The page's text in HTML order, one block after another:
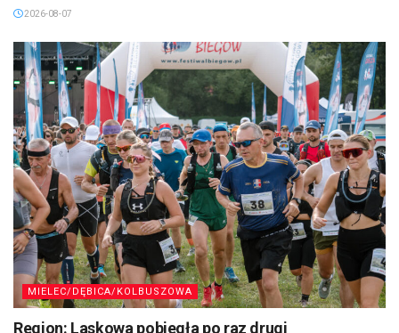
2026-08-07
MIELEC/DĘBICA/KOLBUSZOWA
Region: Laskowa pobiegła po raz drugi